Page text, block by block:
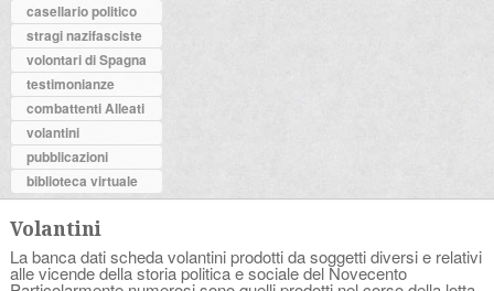
casellario politico
stragi nazifasciste
volontari di Spagna
testimonianze
combattenti Alleati
volantini
pubblicazioni
biblioteca virtuale
Volantini
La banca dati scheda volantini prodotti da soggetti diversi e relativi
alle vicende della storia politica e sociale del Novecento